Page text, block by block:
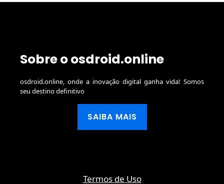
Sobre o osdroid.online
osdroid.online, onde a inovação digital ganha vida! Somos
seu destino definitivo
SAIBA MAIS
Termos de Uso